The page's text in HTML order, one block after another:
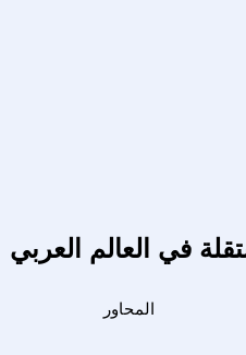
في العالم العربي